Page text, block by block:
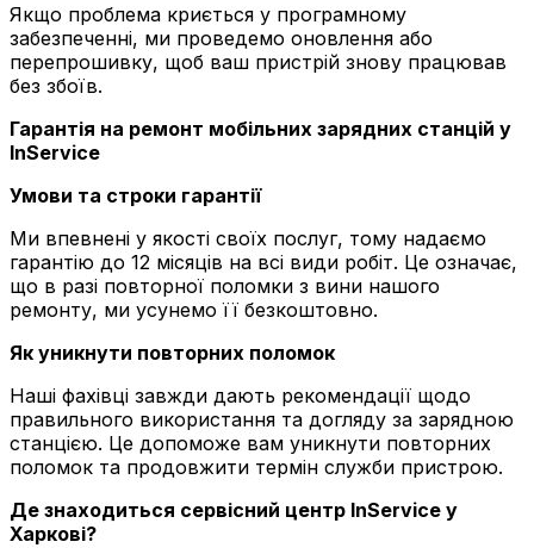
Якщо проблема криється у програмному
забезпеченні, ми проведемо оновлення або
перепрошивку, щоб ваш пристрій знову працював
без збоїв.
Гарантія на ремонт мобільних зарядних станцій у
InService
Умови та строки гарантії
Ми впевнені у якості своїх послуг, тому надаємо
гарантію до 12 місяців на всі види робіт. Це означає,
що в разі повторної поломки з вини нашого
ремонту, ми усунемо її безкоштовно.
Як уникнути повторних поломок
Наші фахівці завжди дають рекомендації щодо
правильного використання та догляду за зарядною
станцією. Це допоможе вам уникнути повторних
поломок та продовжити термін служби пристрою.
Де знаходиться сервісний центр InService у
Харкові?